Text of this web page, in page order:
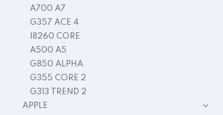
A700 A7
G357 ACE 4
I8260 CORE
A500 A5
G850 ALPHA
G355 CORE 2
G313 TREND 2
APPLE